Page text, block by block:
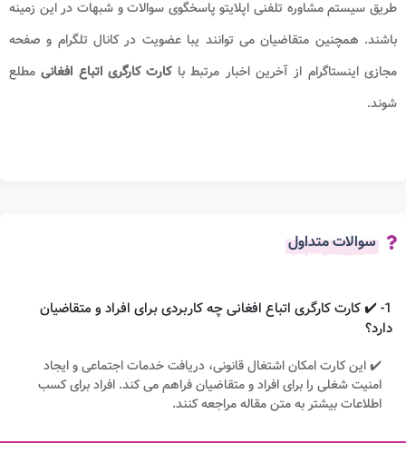
طریق سیستم مشاوره تلفنی اپلایتو پاسخگوی سوالات و شبهات در این زمینه
باشند. همچنین متقاضیان می توانند یبا عضویت در کانال تلگرام و صفحه
مجازی اینستاگرام از آخرین اخبار مرتبط باکارت کارگری اتباع افغانی​مطلع
شوند.
سوالات متداول
1- ✔️ کارت کارگری اتباع افغانی چه کاربردی برای افراد و متقاضیان
دارد؟
✔️ این کارت امکان اشتغال قانونی، دریافت خدمات اجتماعی و ایجاد
امنیت شغلی را برای افراد و متقاضیان فراهم می کند. افراد برای کسب
اطلاعات بیشتر به متن مقاله مراجعه کنند.